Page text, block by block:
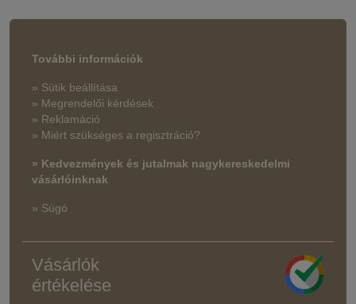
További információk
» Sütik beállítása
» Megrendelői kérdések
» Reklamáció
» Miért szükséges a regisztráció?
» Kedvezmények és jutalmak nagykereskedelmi
vásárlóinknak
» Súgó
Vásárlók
értékelése